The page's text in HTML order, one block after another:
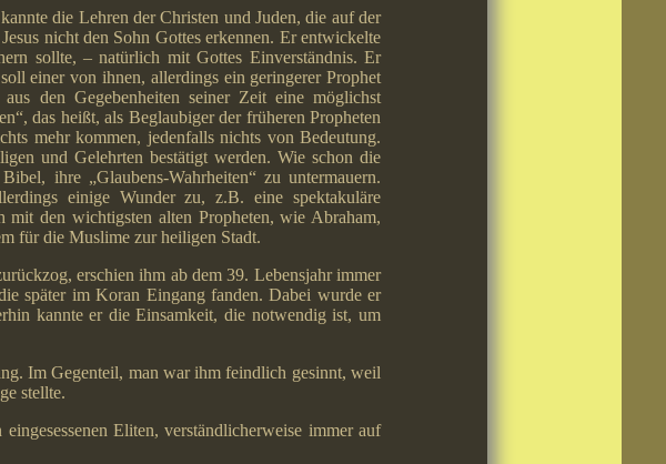
die Lehren der Christen und Juden, die auf der
nicht den Sohn Gottes erkennen. Er entwickelte
sollte, – natürlich mit Gottes Einverständnis. Er
einer von ihnen, allerdings ein geringerer Prophet
den Gegebenheiten seiner Zeit eine möglichst
das heißt, als Beglaubiger der früheren Propheten
mehr kommen, jedenfalls nichts von Bedeutung.
und Gelehrten bestätigt werden. Wie schon die
ihre „Glaubens-Wahrheiten“ zu untermauern.
einige Wunder zu, z.B. eine spektakuläre
den wichtigsten alten Propheten, wie Abraham,
für die Muslime zur heiligen Stadt.
erschien ihm ab dem 39. Lebensjahr immer
später im Koran Eingang fanden. Dabei wurde er
kannte er die Einsamkeit, die notwendig ist, um
Im Gegenteil, man war ihm feindlich gesinnt, weil
stellte.
Eliten, verständlicherweise immer auf